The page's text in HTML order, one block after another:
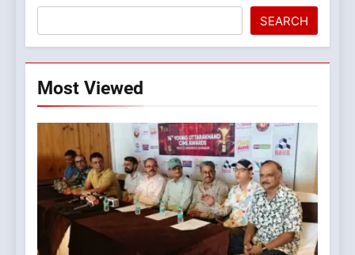
SEARCH
Most Viewed
दुखद खबर:उत्तराखंड में मौत की खाई